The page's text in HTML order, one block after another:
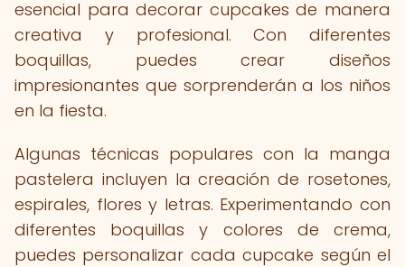
esencial para decorar cupcakes de manera
creativa y profesional. Con diferentes
boquillas, puedes crear diseños
impresionantes que sorprenderán a los niños
en la fiesta.
Algunas técnicas populares con la manga
pastelera incluyen la creación de rosetones,
espirales, flores y letras. Experimentando con
diferentes boquillas y colores de crema,
puedes personalizar cada cupcake según el